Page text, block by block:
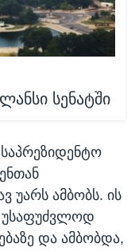
სენატში
უარს ამბობს. ის
უსაფუძვლოდ
და ამბობდა,